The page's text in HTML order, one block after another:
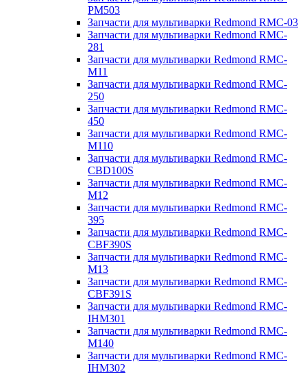
PM503
Запчасти для мультиварки Redmond RMC-03
Запчасти для мультиварки Redmond RMC-
281
Запчасти для мультиварки Redmond RMC-
M11
Запчасти для мультиварки Redmond RMC-
250
Запчасти для мультиварки Redmond RMC-
450
Запчасти для мультиварки Redmond RMC-
M110
Запчасти для мультиварки Redmond RMC-
CBD100S
Запчасти для мультиварки Redmond RMC-
M12
Запчасти для мультиварки Redmond RMC-
395
Запчасти для мультиварки Redmond RMC-
CBF390S
Запчасти для мультиварки Redmond RMC-
M13
Запчасти для мультиварки Redmond RMC-
CBF391S
Запчасти для мультиварки Redmond RMC-
IHM301
Запчасти для мультиварки Redmond RMC-
M140
Запчасти для мультиварки Redmond RMC-
IHM302